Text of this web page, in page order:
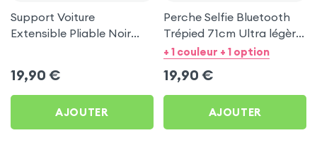
Support Voiture
Extensible Pliable Noir
19,90 €
AJOUTER
Perche Selfie Bluetooth
Trépied 71cm Ultra légère
Blanc pour LG Q60
+ 1 couleur + 1 option
19,90 €
AJOUTER